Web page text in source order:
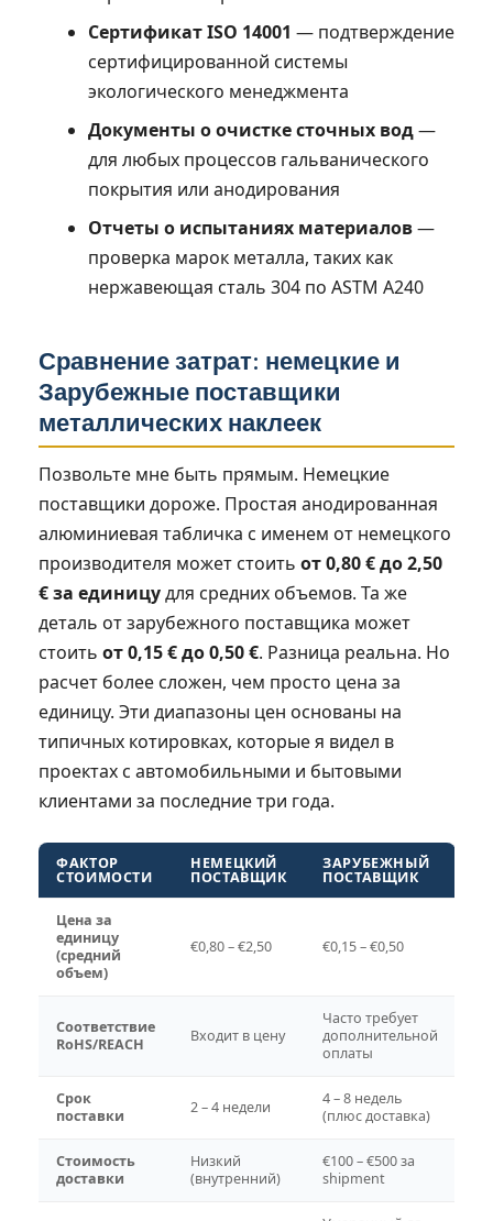
Сертификат ISO 14001 — подтверждение
сертифицированной системы
экологического менеджмента
Документы о очистке сточных вод—
для любых процессов гальванического
покрытия или анодирования
Отчеты о испытаниях материалов—
проверка марок металла, таких как
нержавеющая сталь 304 по ASTM A240
Сравнение затрат: немецкие и
Зарубежные поставщики
металлических наклеек
Позвольте мне быть прямым. Немецкие
поставщики дороже. Простая анодированная
алюминиевая табличка с именем от немецкого
производителя может стоить от 0,80 € до 2,50
€ за единицудля средних объемов. Та же
деталь от зарубежного поставщика может
стоить от 0,15 € до 0,50 €. Разница реальна. Но
расчет более сложен, чем просто цена за
единицу. Эти диапазоны цен основаны на
типичных котировках, которые я видел в
проектах с автомобильными и бытовыми
клиентами за последние три года.
ФАКТОР
СТОИМОСТИ
НЕМЕЦКИЙ
ПОСТАВЩИК
ЗАРУБЕЖНЫЙ
ПОСТАВЩИК
Цена за
единицу
(средний
объем)
€0,80 – €2,50 €0,15 – €0,50
Соответствие
RoHS/REACH
Входит в цену
Часто требует
дополнительной
оплаты
Срок
поставки
2 – 4 недели
4 – 8 недель
(плюс доставка)
Стоимость
доставки
Низкий
(внутренний)
€100 – €500 за
shipment